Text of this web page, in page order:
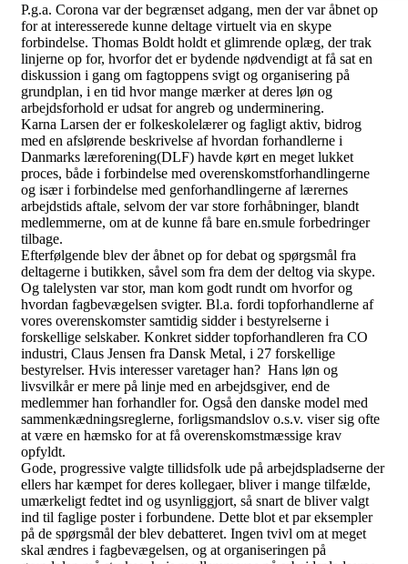
P.g.a. Corona var der begrænset adgang, men der var åbnet op
for at interesserede kunne deltage virtuelt via en skype
forbindelse. Thomas Boldt holdt et glimrende oplæg, der trak
linjerne op for, hvorfor det er bydende nødvendigt at få sat en
diskussion i gang om fagtoppens svigt og organisering på
grundplan, i en tid hvor mange mærker at deres løn og
arbejdsforhold er udsat for angreb og underminering.
Karna Larsen der er folkeskolelærer og fagligt aktiv, bidrog
med en afslørende beskrivelse af hvordan forhandlerne i
Danmarks læreforening(DLF) havde kørt en meget lukket
proces, både i forbindelse med overenskomstforhandlingerne
og især i forbindelse med genforhandlingerne af lærernes
arbejdstids aftale, selvom der var store forhåbninger, blandt
medlemmerne, om at de kunne få bare en.smule forbedringer
tilbage.
Efterfølgende blev der åbnet op for debat og spørgsmål fra
deltagerne i butikken, såvel som fra dem der deltog via skype.
Og talelysten var stor, man kom godt rundt om hvorfor og
hvordan fagbevægelsen svigter. Bl.a. fordi topforhandlerne af
vores overenskomster samtidig sidder i bestyrelserne i
forskellige selskaber. Konkret sidder topforhandleren fra CO
industri, Claus Jensen fra Dansk Metal, i 27 forskellige
bestyrelser. Hvis interesser varetager han? Hans løn og
livsvilkår er mere på linje med en arbejdsgiver, end de
medlemmer han forhandler for. Også den danske model med
sammenkædningsreglerne, forligsmandslov o.s.v. viser sig ofte
at være en hæmsko for at få overenskomstmæssige krav
opfyldt.
Gode, progressive valgte tillidsfolk ude på arbejdspladserne der
ellers har kæmpet for deres kollegaer, bliver i mange tilfælde,
umærkeligt fedtet ind og usynliggjort, så snart de bliver valgt
ind til faglige poster i forbundene. Dette blot et par eksempler
på de spørgsmål der blev debatteret. Ingen tvivl om at meget
skal ændres i fagbevægelsen, og at organiseringen på